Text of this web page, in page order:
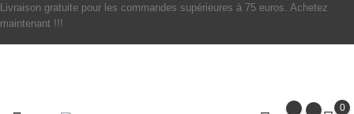
Livraison gratuite pour les commandes supérieures à 75 euros. Achetez
maintenant !!!
0